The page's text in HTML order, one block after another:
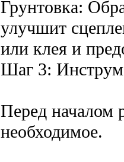
Грунтовка:
улучшит
или клея и
Шаг 3:
Перед началом
необходимое.